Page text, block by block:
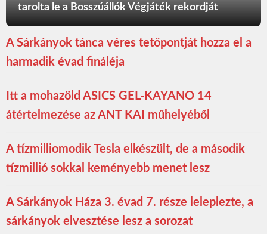
tarolta le a Bosszúállók Végjáték rekordját
A Sárkányok tánca véres tetőpontját hozza el a
harmadik évad fináléja
Itt a mohazöld ASICS GEL-KAYANO 14
átértelmezése az ANT KAI műhelyéből
A tízmilliomodik Tesla elkészült, de a második
tízmillió sokkal keményebb menet lesz
A Sárkányok Háza 3. évad 7. része leleplezte, a
sárkányok elvesztése lesz a sorozat